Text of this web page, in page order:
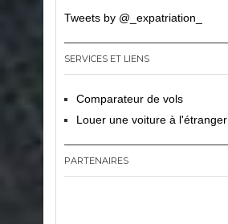
Tweets by @_expatriation_
SERVICES ET LIENS
Comparateur de vols
Louer une voiture à l'étranger
PARTENAIRES